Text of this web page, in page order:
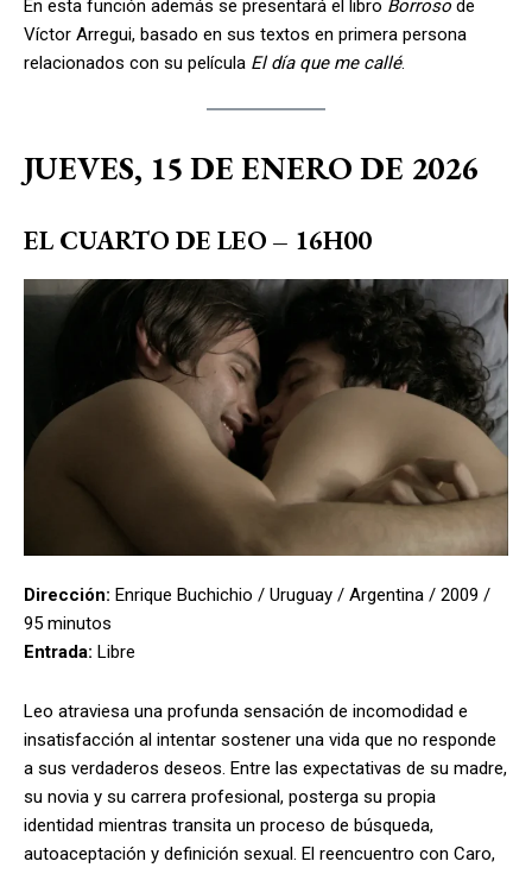
En esta función además se presentará el libro Borroso de
Víctor Arregui, basado en sus textos en primera persona
relacionados con su película El día que me callé.
JUEVES, 15 DE ENERO DE 2026
EL CUARTO DE LEO – 16H00
Dirección: Enrique Buchichio / Uruguay / Argentina / 2009 /
95 minutos
Entrada: Libre
Leo atraviesa una profunda sensación de incomodidad e
insatisfacción al intentar sostener una vida que no responde
a sus verdaderos deseos. Entre las expectativas de su madre,
su novia y su carrera profesional, posterga su propia
identidad mientras transita un proceso de búsqueda,
autoaceptación y definición sexual. El reencuentro con Caro,